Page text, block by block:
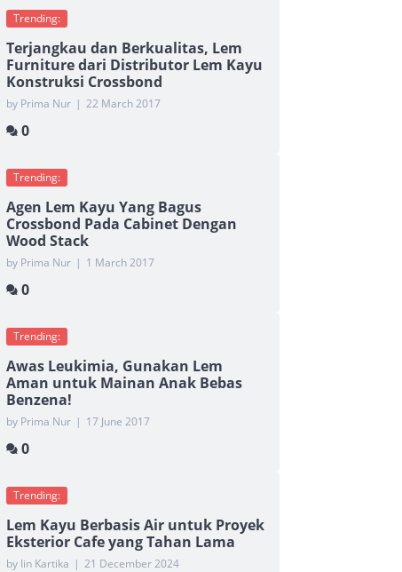
Trending:
Terjangkau dan Berkualitas, Lem
Furniture dari Distributor Lem Kayu
Konstruksi Crossbond
by Prima Nur | 22 March 2017
0
Trending:
Agen Lem Kayu Yang Bagus
Crossbond Pada Cabinet Dengan
Wood Stack
by Prima Nur | 1 March 2017
0
Trending:
Awas Leukimia, Gunakan Lem
Aman untuk Mainan Anak Bebas
Benzena!
by Prima Nur | 17 June 2017
0
Trending:
Lem Kayu Berbasis Air untuk Proyek
Eksterior Cafe yang Tahan Lama
by Iin Kartika | 21 December 2024